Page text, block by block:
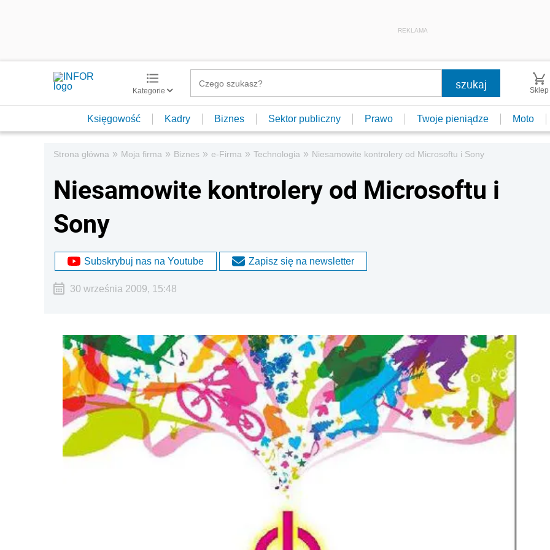
REKLAMA
Kategorie Sklep
Księgowość Kadry Biznes Sektor publiczny Prawo Twoje pieniądze Moto
Strona główna » Moja firma » Biznes » e-Firma » Technologia » Niesamowite kontrolery od Microsoftu i Sony
Niesamowite kontrolery od Microsoftu i
Sony
Subskrybuj nas na Youtube Zapisz się na newsletter
30 września 2009, 15:48